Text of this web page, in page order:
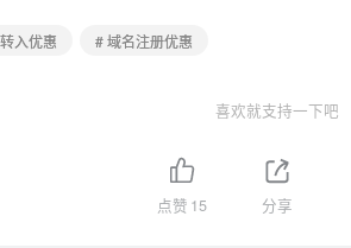
入优惠 # 域名注册优惠
喜欢就支持一下吧
点赞 15 分享